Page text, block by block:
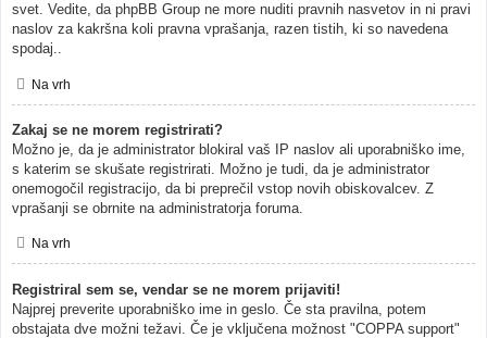
svet. Vedite, da phpBB Group ne more nuditi pravnih nasvetov in ni pravi
naslov za kakršna koli pravna vprašanja, razen tistih, ki so navedena
spodaj..
Na vrh
Zakaj se ne morem registrirati?
Možno je, da je administrator blokiral vaš IP naslov ali uporabniško ime,
s katerim se skušate registrirati. Možno je tudi, da je administrator
onemogočil registracijo, da bi preprečil vstop novih obiskovalcev. Z
vprašanji se obrnite na administratorja foruma.
Na vrh
Registriral sem se, vendar se ne morem prijaviti!
Najprej preverite uporabniško ime in geslo. Če sta pravilna, potem
obstajata dve možni težavi. Če je vključena možnost "COPPA support"